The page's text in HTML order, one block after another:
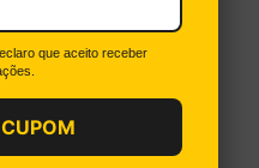
| Profundidade: 31,5cm
na imagem técnica
de tonalidade de
dispositivo.
que aceito receber